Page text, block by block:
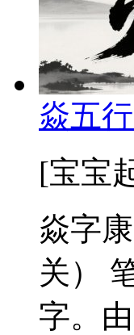
焱五
[宝宝
焱字
关）
字。